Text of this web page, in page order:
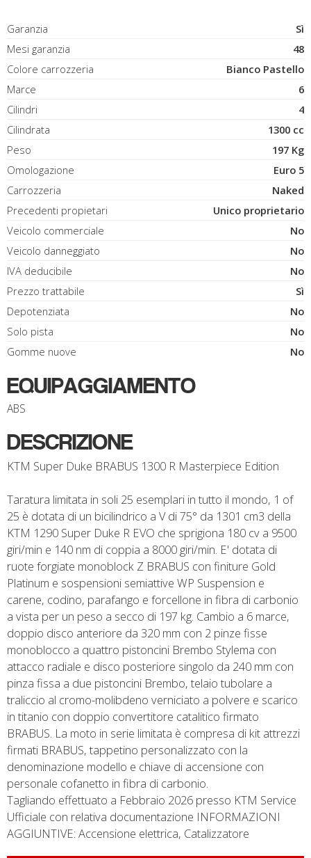
Garanzia
Sì
Mesi garanzia
48
Colore carrozzeria
Bianco Pastello
Marce
6
Cilindri
4
Cilindrata
1300 cc
Peso
197 Kg
Omologazione
Euro 5
Carrozzeria
Naked
Precedenti propietari
Unico proprietario
Veicolo commerciale
No
Veicolo danneggiato
No
IVA deducibile
No
Prezzo trattabile
Sì
Depotenziata
No
Solo pista
No
Gomme nuove
No
EQUIPAGGIAMENTO
ABS
DESCRIZIONE
KTM Super Duke BRABUS 1300 R Masterpiece Edition
Taratura limitata in soli 25 esemplari in tutto il mondo, 1 of
25 è dotata di un bicilindrico a V di 75° da 1301 cm3 della
KTM 1290 Super Duke R EVO che sprigiona 180 cv a 9500
giri/min e 140 nm di coppia a 8000 giri/min. E' dotata di
ruote forgiate monoblock Z BRABUS con finiture Gold
Platinum e sospensioni semiattive WP Suspension e
carene, codino, parafango e forcellone in fibra di carbonio
a vista per un peso a secco di 197 kg. Cambio a 6 marce,
doppio disco anteriore da 320 mm con 2 pinze fisse
monoblocco a quattro pistoncini Brembo Stylema con
attacco radiale e disco posteriore singolo da 240 mm con
pinza fissa a due pistoncini Brembo, telaio tubolare a
traliccio al cromo-molibdeno verniciato a polvere e scarico
in titanio con doppio convertitore catalitico firmato
BRABUS. La moto in serie limitata è compresa di kit attrezzi
firmati BRABUS, tappetino personalizzato con la
denominazione modello e chiave di accensione con
personale cofanetto in fibra di carbonio.
Tagliando effettuato a Febbraio 2026 presso KTM Service
Ufficiale con relativa documentazione INFORMAZIONI
AGGIUNTIVE: Accensione elettrica, Catalizzatore